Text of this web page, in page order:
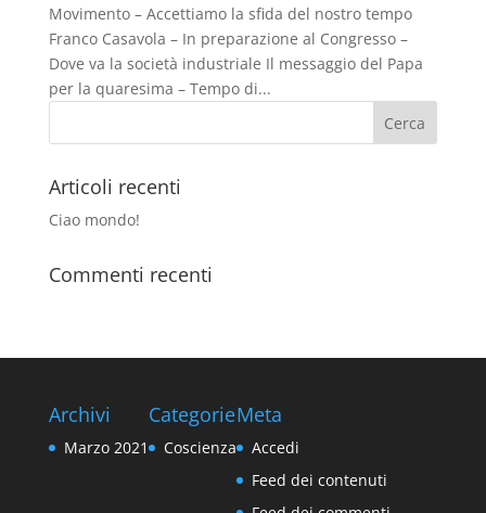
Movimento – Accettiamo la sfida del nostro tempo
Franco Casavola – In preparazione al Congresso –
Dove va la società industriale Il messaggio del Papa
per la quaresima – Tempo di...
Articoli recenti
Ciao mondo!
Commenti recenti
Archivi
Marzo 2021
Categorie
Coscienza
Meta
Accedi
Feed dei contenuti